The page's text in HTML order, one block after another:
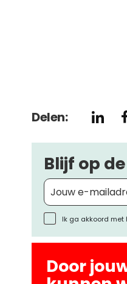
Delen:
Blijf op
Ik ga akkoord met
Door